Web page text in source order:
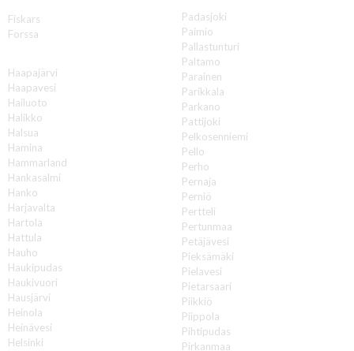
Fiskars
Forssa
Haapajärvi
Haapavesi
Hailuoto
Halikko
Halsua
Hamina
Hammarland
Hankasalmi
Hanko
Harjavalta
Hartola
Hattula
Hauho
Haukipudas
Haukivuori
Hausjärvi
Heinola
Heinävesi
Helsinki
Padasjoki
Paimio
Pallastunturi
Paltamo
Parainen
Parikkala
Parkano
Pattijoki
Pelkosenniemi
Pello
Perho
Pernaja
Perniö
Pertteli
Pertunmaa
Petäjävesi
Pieksämäki
Pielavesi
Pietarsaari
Piikkiö
Piippola
Pihtipudas
Pirkanmaa